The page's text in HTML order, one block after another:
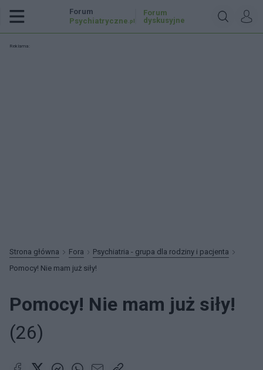
Forum
Psychiatryczne .pl
Forum
dyskusyjne
Reklama:
Strona główna Fora
Psychiatria - grupa dla rodziny i pacjenta
Pomocy! Nie mam już siły!
Pomocy! Nie mam już siły!
(26)